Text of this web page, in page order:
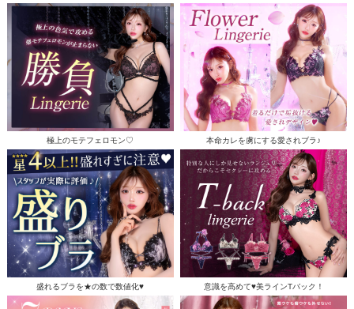
極上のモテフェロモン♡ 本命カレを虜にする愛されブラ♪
盛れるブラを★の数で数値化♥ 意識を高めて♥美ラインTバック！